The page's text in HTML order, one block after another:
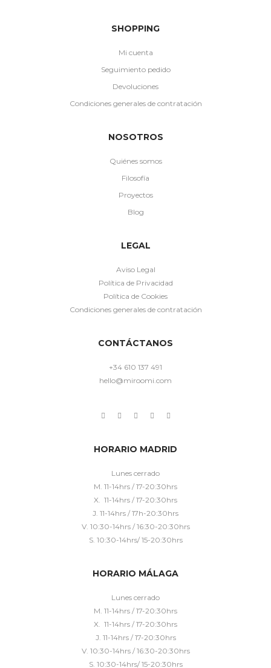
SHOPPING
Mi cuenta
Seguimiento pedido
Devoluciones
Condiciones generales de contratación
NOSOTROS
Quiénes somos
Filosofía
Proyectos
Blog
LEGAL
Aviso Legal
Política de Privacidad
Política de Cookies
Condiciones generales de contratación
CONTÁCTANOS
+34 610 137 491
hello@miroomi.com
HORARIO MADRID
Lunes cerrado
M. 11-14hrs / 17-20:30hrs
X. 11-14hrs / 17-20:30hrs
J. 11-14hrs / 17h-20:30hrs
V. 10:30-14hrs / 16:30-20:30hrs
S. 10:30-14hrs/ 15-20:30hrs
HORARIO MÁLAGA
Lunes cerrado
M. 11-14hrs / 17-20:30hrs
X. 11-14hrs / 17-20:30hrs
J. 11-14hrs / 17-20:30hrs
V. 10:30-14hrs / 16:30-20:30hrs
S. 10:30-14hrs/ 15-20:30hrs